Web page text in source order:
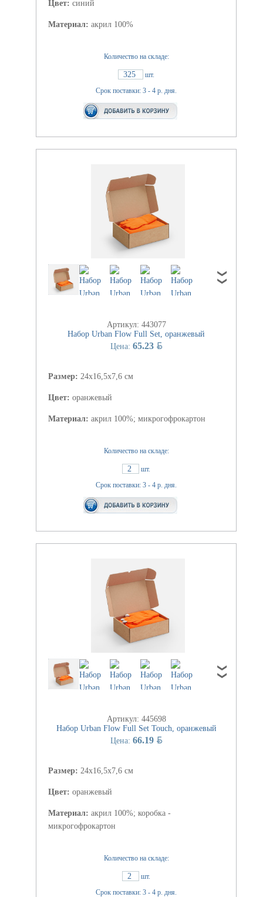
Цвет: синий
Материал: акрил 100%
Количество на складе:
325
шт.
Срок поставки: 3 - 4 р. дня.
Артикул: 443077
Набор Urban Flow Full Set, оранжевый
Цена: 65.23 BYN
Размер: 24х16,5х7,6 см
Цвет: оранжевый
Материал: акрил 100%; микрогофрокартон
Количество на складе:
2
шт.
Срок поставки: 3 - 4 р. дня.
Артикул: 445698
Набор Urban Flow Full Set Touch, оранжевый
Цена: 66.19 BYN
Размер: 24х16,5х7,6 см
Цвет: оранжевый
Материал: акрил 100%; коробка -
микрогофрокартон
Количество на складе:
2
шт.
Срок поставки: 3 - 4 р. дня.